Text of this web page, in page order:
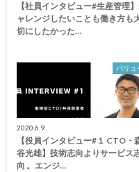
【社員インタビュー#生産管理
ャレンジしたいことも働き方も
切にしたかった…
バリュ
2020.6.9
【役員インタビュー#１ CTO・
谷光雄】技術志向よりサービス
向 。エンジ…